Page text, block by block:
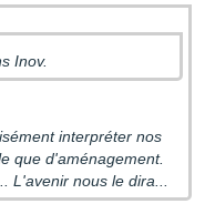
Inov.
interpréter nos
que d'aménagement.
L'avenir nous le dira...